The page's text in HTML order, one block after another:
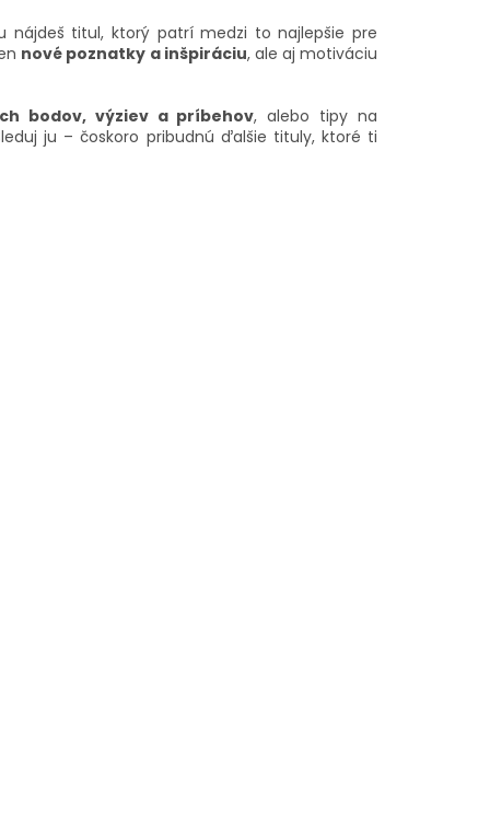
titul, ktorý patrí medzi to najlepšie pre
nové poznatky a inšpiráciu, ale aj motiváciu
bodov, výziev a príbehov, alebo tipy na
ju – čoskoro pribudnú ďalšie tituly, ktoré ti